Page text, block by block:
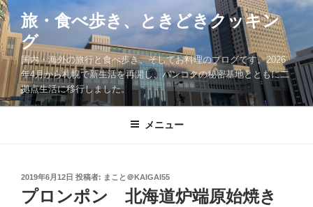
コ
ン
テ
ン
ツ
へ
ス
旅・食べ歩き、ときどきクッキン
グ
国内・海外の旅行と食べ歩き、そしてお料理のブログです。2026
年4月から札幌で新生活を再開し、バンコクの秘密基地とともに二
拠点生活に移行しました。
メニュー
投
稿
日:
2019年6月12日 投稿者: まこと＠KAIGAI55
プロンポン 北海道炉端原始焼き